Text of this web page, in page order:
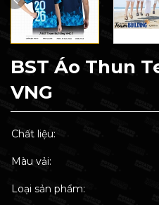
BST Áo Thun
VNG
Chất liệu:
Màu vải:
Loại sản phẩm: